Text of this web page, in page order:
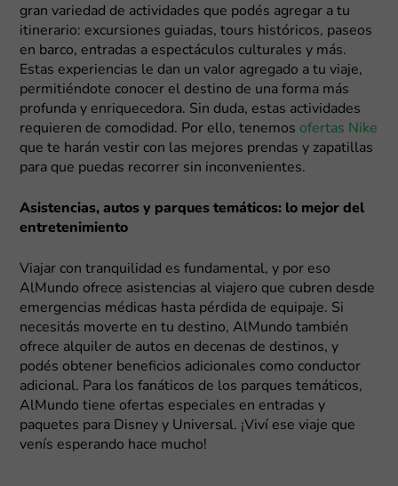
gran variedad de actividades que podés agregar a tu
itinerario: excursiones guiadas, tours históricos, paseos
en barco, entradas a espectáculos culturales y más.
Estas experiencias le dan un valor agregado a tu viaje,
permitiéndote conocer el destino de una forma más
profunda y enriquecedora. Sin duda, estas actividades
requieren de comodidad. Por ello, tenemos ofertas Nike
que te harán vestir con las mejores prendas y zapatillas
para que puedas recorrer sin inconvenientes.
Asistencias, autos y parques temáticos: lo mejor del
entretenimiento
Viajar con tranquilidad es fundamental, y por eso
AlMundo ofrece asistencias al viajero que cubren desde
emergencias médicas hasta pérdida de equipaje. Si
necesitás moverte en tu destino, AlMundo también
ofrece alquiler de autos en decenas de destinos, y
podés obtener beneficios adicionales como conductor
adicional. Para los fanáticos de los parques temáticos,
AlMundo tiene ofertas especiales en entradas y
paquetes para Disney y Universal. ¡Viví ese viaje que
venís esperando hace mucho!